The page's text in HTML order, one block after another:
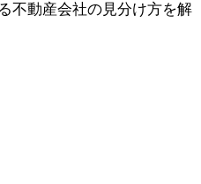
不動産会社の見分け方を解